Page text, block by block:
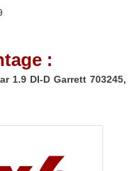
:
1.9 DI-D Garrett 703245,